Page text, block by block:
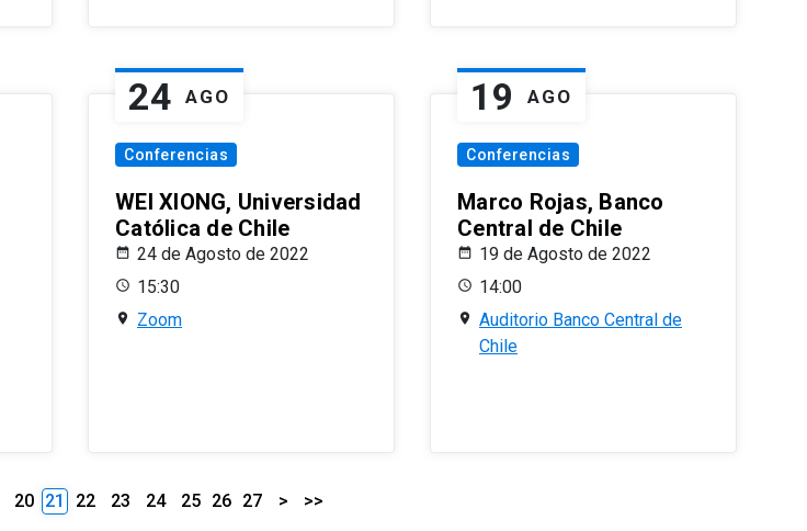
24 AGO
Conferencias
WEI XIONG, Universidad
Católica de Chile
24 de Agosto de 2022
15:30
Zoom
19 AGO
Conferencias
Marco Rojas, Banco
Central de Chile
19 de Agosto de 2022
14:00
Auditorio Banco Central de
Chile
20 21 22 23 24 25 26 27 > >>